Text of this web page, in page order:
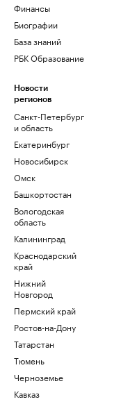
Финансы
Биографии
База знаний
РБК Образование
Новости
регионов
Санкт-Петербург
и область
Екатеринбург
Новосибирск
Омск
Башкортостан
Вологодская
область
Калининград
Краснодарский
край
Нижний
Новгород
Пермский край
Ростов-на-Дону
Татарстан
Тюмень
Черноземье
Кавказ